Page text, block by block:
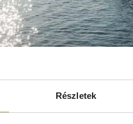
Részletek